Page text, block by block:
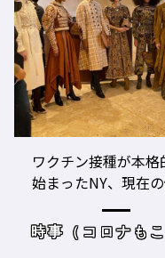
ワクチン接種が本格的に
始まったNY、現在の働き
時事（コロナもここ）